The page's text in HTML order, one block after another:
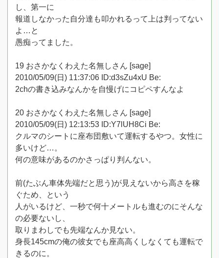
し、第一に
報道しなかった自分達も叩かれるって上は判ってない
よ…と
愚痴ってました。
19 おさかなくわえた名無しさん [sage]
2010/05/09(日) 11:37:06 ID:d3sZu4xU Be:
2chの書き込みなんかを自慢げにコピペすんなよ
20 おさかなくわえた名無しさん [sage]
2010/05/09(日) 12:13:53 ID:Y7lUH8Ci Be:
クルマのシートに座布団敷いて運転するやつ。女性に
多いけど…。
何の意味があるのかさっぱり判んない。
前(たぶん車体先端だと思う)が見えないから高さを稼
ぐため、という
人がいるけど、一秒で何十メートルも進むのにそんな
の必要ないし、
取りまわしでも先端なんか見ない。
身長145cmの俺の彼女でも座高高くしなくても運転で
きるのに。